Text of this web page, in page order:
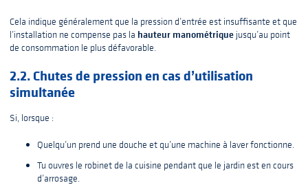
Cela indique généralement que la pression d’entrée est insuffisante et que
l’installation ne compense pas la hauteur manométrique jusqu’au point
de consommation le plus défavorable.
2.2. Chutes de pression en cas d’utilisation
simultanée
Si, lorsque :
Quelqu’un prend une douche et qu’une machine à laver fonctionne.
Tu ouvres le robinet de la cuisine pendant que le jardin est en cours
d’arrosage.